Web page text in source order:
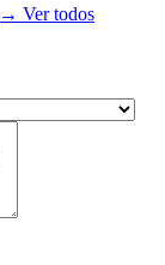
→ Ver todos